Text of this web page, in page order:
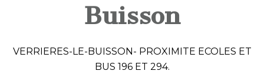
Buisson
VERRIERES-LE-BUISSON- PROXIMITE ECOLES ET
BUS 196 ET 294.